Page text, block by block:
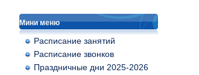
Мини меню
Расписание занятий
Расписание звонков
Праздничные дни 2025-2026